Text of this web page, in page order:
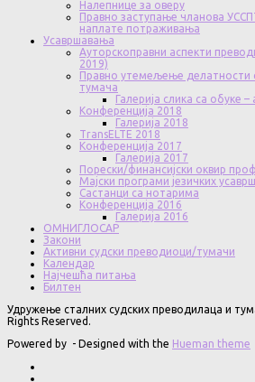
Налепнице за оверу
Правно заступање чланова
наплате потраживања
Усавршавања
Ауторскоправни аспекти
2019)
Правно утемељење делатности
тумача
Галерија слика са обуке –
Конференција 2018
Галерија 2018
TransELTE 2018
Конференција 2017
Галерија 2017
Порески/финансијски оквир
Мајски програми језичких
Састанци са нотарима
Конференција 2016
Галерија 2016
ОМНИГЛОСАР
Закони
Активни судски преводиоци/тумачи
Календар
Најчешћа питања
Билтен
Удружење сталних судских преводилаца и
Rights Reserved.
Powered by - Designed with the Hueman theme